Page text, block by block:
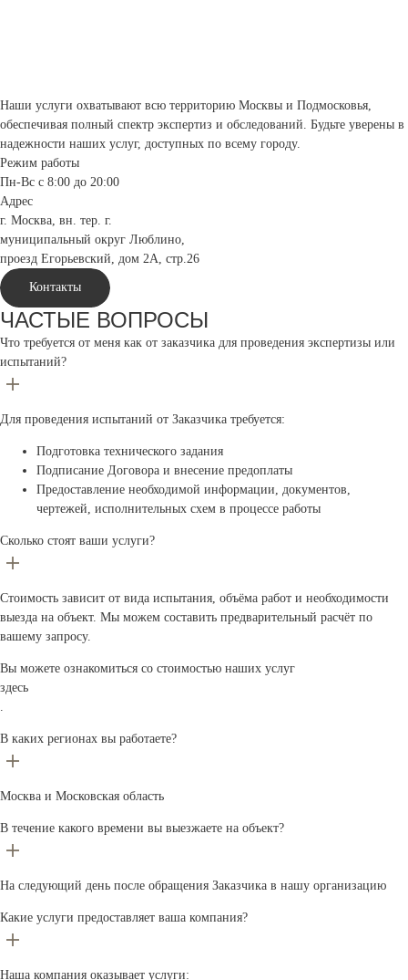
Наши услуги охватывают всю территорию Москвы и Подмосковья,
обеспечивая полный спектр экспертиз и обследований. Будьте уверены в
надежности наших услуг, доступных по всему городу.
Режим работы
Пн-Вс с 8:00 до 20:00
Адрес
г. Москва, вн. тер. г.
муниципальный округ Люблино,
проезд Егорьевский, дом 2А, стр.26
Контакты
ЧАСТЫЕ ВОПРОСЫ
Что требуется от меня как от заказчика для проведения экспертизы или
испытаний?
Для проведения испытаний от Заказчика требуется:
Подготовка технического задания
Подписание Договора и внесение предоплаты
Предоставление необходимой информации, документов,
чертежей, исполнительных схем в процессе работы
Сколько стоят ваши услуги?
Стоимость зависит от вида испытания, объёма работ и необходимости
выезда на объект. Мы можем составить предварительный расчёт по
вашему запросу.
Вы можете ознакомиться со стоимостью наших услуг
здесь
.
В каких регионах вы работаете?
Москва и Московская область
В течение какого времени вы выезжаете на объект?
На следующий день после обращения Заказчика в нашу организацию
Какие услуги предоставляет ваша компания?
Наша компания оказывает услуги: